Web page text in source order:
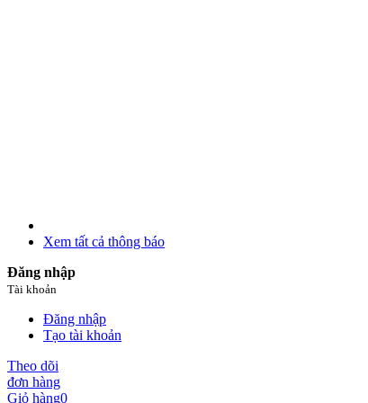
Xem tất cả thông báo
Đăng nhập
Tài khoản
Đăng nhập
Tạo tài khoản
Theo dõi
đơn hàng
Giỏ hàng0